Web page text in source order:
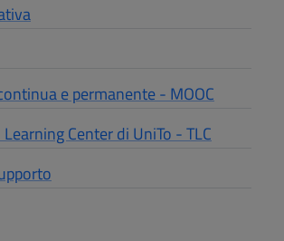
e permanente - MOOC
Center di UniTo - TLC